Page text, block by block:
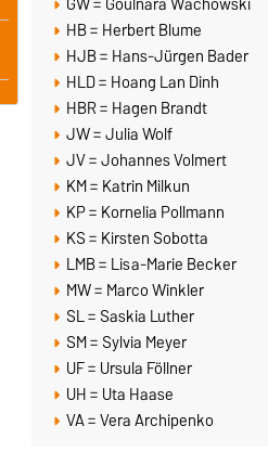
HB = Herbert Blume
HJB = Hans-Jürgen Bader
HLD = Hoang Lan Dinh
HBR = Hagen Brandt
JW = Julia Wolf
JV = Johannes Volmert
KM = Katrin Milkun
KP = Kornelia Pollmann
KS = Kirsten Sobotta
LMB = Lisa-Marie Becker
MW = Marco Winkler
SL = Saskia Luther
SM = Sylvia Meyer
UF = Ursula Föllner
UH = Uta Haase
VA = Vera Archipenko